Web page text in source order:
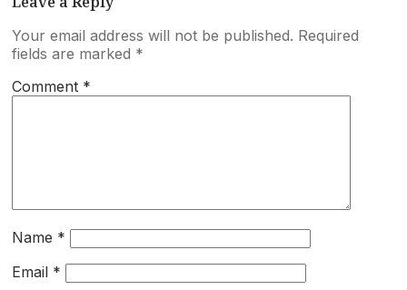
Your email address will not be published. Required
fields are marked *
Comment *
Name *
Email *